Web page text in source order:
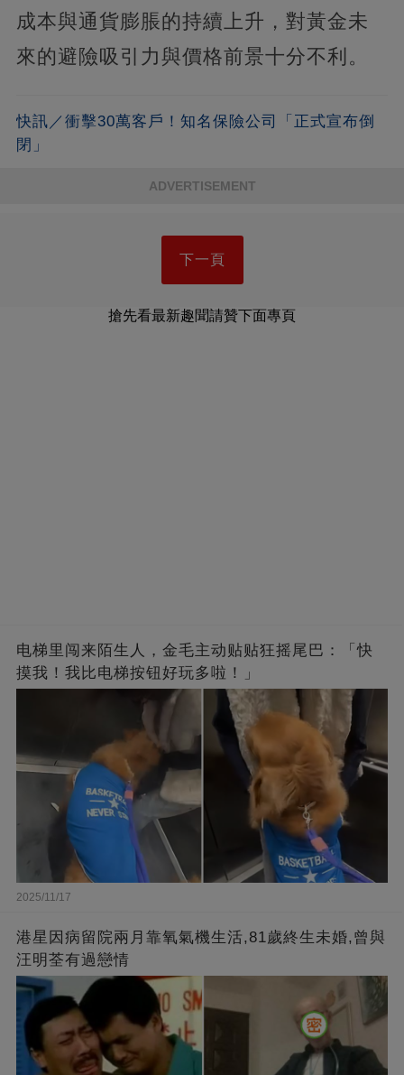
成本與通貨膨脹的持續上升，對黃金未
來的避險吸引力與價格前景十分不利。
快訊／衝擊30萬客戶！知名保險公司「正式宣布倒
閉」
ADVERTISEMENT
下一頁
搶先看最新趣聞請贊下面專頁
电梯里闯来陌生人，金毛主动贴贴狂摇尾巴：「快
摸我！我比电梯按钮好玩多啦！」
2025/11/17
港星因病留院兩月靠氧氣機生活,81歲終生未婚,曾與
汪明荃有過戀情